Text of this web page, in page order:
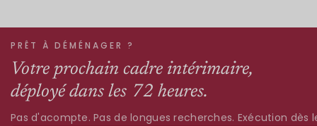
PRÊT À DÉMÉNAGER ?
Votre prochain cadre intérimaire,
déployé dans les 72 heures.
Pas d'acompte. Pas de longues recherches. Exécution dès